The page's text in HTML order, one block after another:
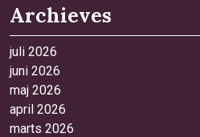
Archieves
juli 2026
juni 2026
maj 2026
april 2026
marts 2026